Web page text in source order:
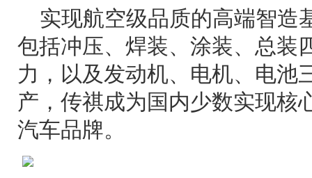
实现航空级品质的高端智造
包括冲压、焊装、涂装、总装
力，以及发动机、电机、电池
产，传祺成为国内少数实现核
汽车品牌。